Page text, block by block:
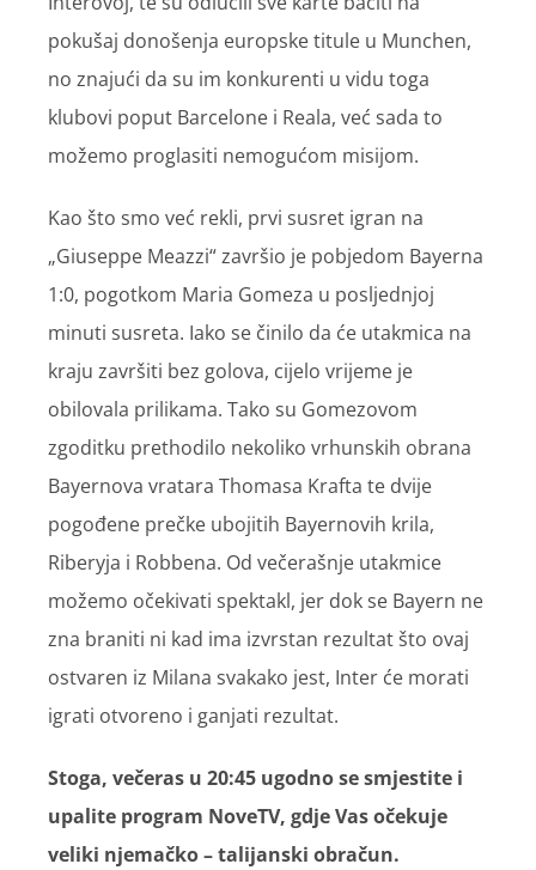
pokušaj donošenja europske titule u Munchen,
no znajući da su im konkurenti u vidu toga
klubovi poput Barcelone i Reala, već sada to
možemo proglasiti nemogućom misijom.
Kao što smo već rekli, prvi susret igran na
„Giuseppe Meazzi“ završio je pobjedom Bayerna
1:0, pogotkom Maria Gomeza u posljednjoj
minuti susreta. Iako se činilo da će utakmica na
kraju završiti bez golova, cijelo vrijeme je
obilovala prilikama. Tako su Gomezovom
zgoditku prethodilo nekoliko vrhunskih obrana
Bayernova vratara Thomasa Krafta te dvije
pogođene prečke ubojitih Bayernovih krila,
Riberyja i Robbena. Od večerašnje utakmice
možemo očekivati spektakl, jer dok se Bayern ne
zna braniti ni kad ima izvrstan rezultat što ovaj
ostvaren iz Milana svakako jest, Inter će morati
igrati otvoreno i ganjati rezultat.
Stoga, večeras u 20:45 ugodno se smjestite i
upalite program NoveTV, gdje Vas očekuje
veliki njemačko – talijanski obračun.